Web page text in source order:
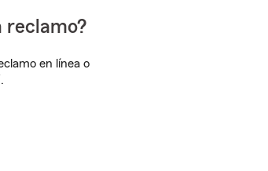
reclamo?
en línea o
.